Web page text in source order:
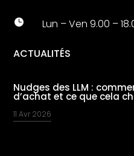
 Lun – Ven 9.00 –
ACTUALITÉS
Nudges des LLM :
d’achat et ce que cela
11 Avr 2026